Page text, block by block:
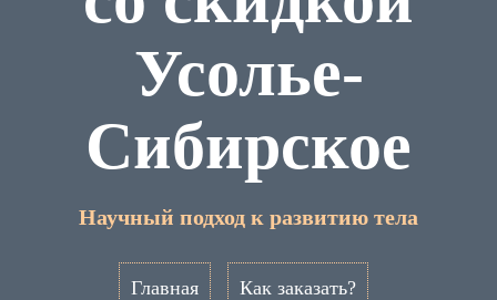
Усолье-
Сибирское
Научный подход к развитию тела
Главная Как заказать?